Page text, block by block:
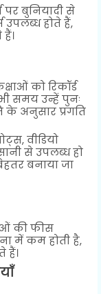
बुनियादी से
होते हैं,
को रिकॉर्ड
समय उन्हें पुनः
अनुसार प्रगति
वीडियो
से उपलब्ध हो
बनाया जा
की फीस
में कम होती है,
हैं।